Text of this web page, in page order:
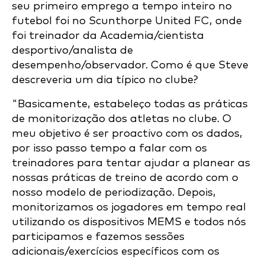
seu primeiro emprego a tempo inteiro no
futebol foi no Scunthorpe United FC, onde
foi treinador da Academia/cientista
desportivo/analista de
desempenho/observador. Como é que Steve
descreveria um dia típico no clube?
"Basicamente, estabeleço todas as práticas
de monitorização dos atletas no clube. O
meu objetivo é ser proactivo com os dados,
por isso passo tempo a falar com os
treinadores para tentar ajudar a planear as
nossas práticas de treino de acordo com o
nosso modelo de periodização. Depois,
monitorizamos os jogadores em tempo real
utilizando os dispositivos MEMS e todos nós
participamos e fazemos sessões
adicionais/exercícios específicos com os